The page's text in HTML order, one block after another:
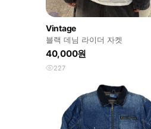
Vintage
블랙 데님 라이더 자켓
40,000원
227